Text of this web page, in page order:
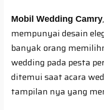
Mobil Wedding Camry
mempunyai desain
banyak orang
wedding pada pesta
ditemui saat acara
tampilan nya yang